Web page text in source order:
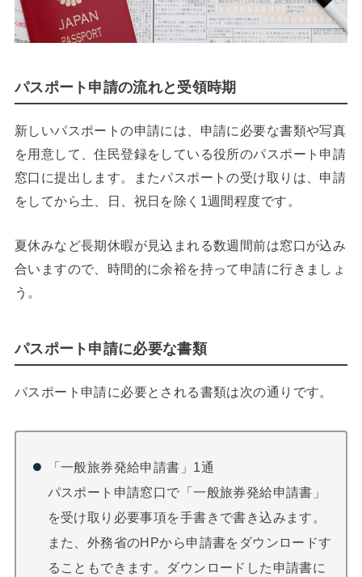
パスポート申請の流れと受領時期
新しいパスポートの申請には、申請に必要な書類や写真
を用意して、住民登録をしている役所のパスポート申請
窓口に提出します。またパスポートの受け取りは、申請
をしてから土、日、祝日を除く1週間程度です。
夏休みなど長期休暇が見込まれる数週間前は窓口が込み
合いますので、時間的に余裕を持って申請に行きましょ
う。
パスポート申請に必要な書類
パスポート申請に必要とされる書類は次の通りです。
「一般旅券発給申請書」1通
パスポート申請窓口で「一般旅券発給申請書」
を受け取り必要事項を手書きで書き込みます。
また、外務省のHPから申請書をダウンロードす
ることもできます。ダウンロードした申請書に